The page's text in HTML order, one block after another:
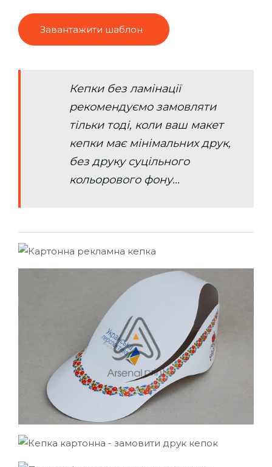
Завантажити шаблон
Кепки без ламінації
рекомендуємо замовляти
тільки тоді, коли ваш макет
кепки має мінімальних друк,
без друку суцільного
кольорового фону...